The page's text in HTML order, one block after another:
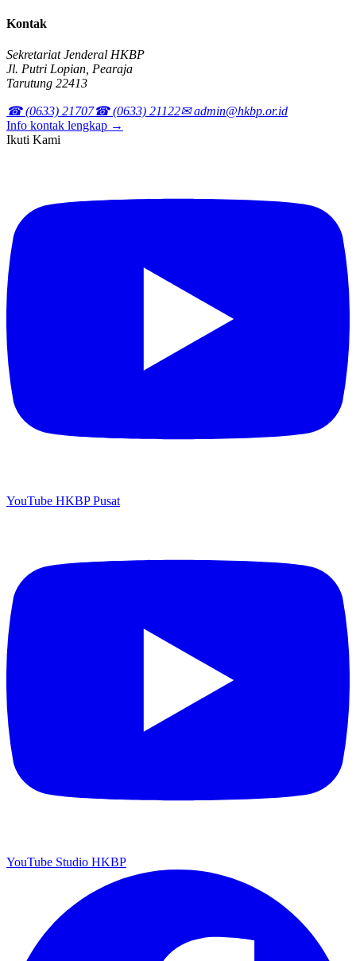
Kontak
Sekretariat Jenderal HKBP
Jl. Putri Lopian, Pearaja
Tarutung 22413
☎ (0633) 21707☎ (0633) 21122✉ admin@hkbp.or.id
Info kontak lengkap →
Ikuti Kami
YouTube HKBP Pusat
YouTube Studio HKBP